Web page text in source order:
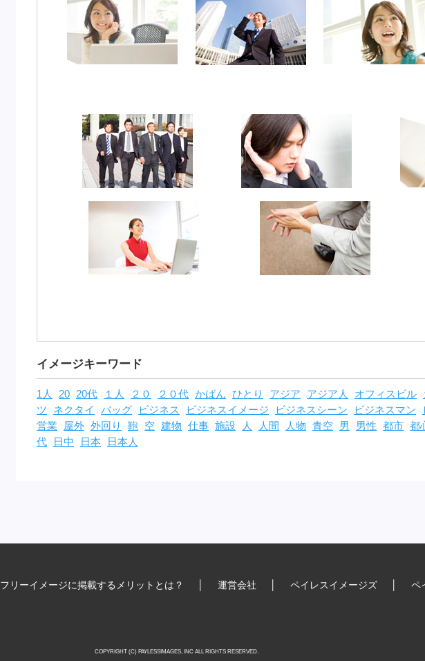
イメージキーワード
1人 20 20代 １人 ２０ ２０代 かばん ひとり アジア アジア人 オフィスビル
ツ
ネクタイ バッグ ビジネス ビジネスイメージ ビジネスシーン ビジネスマン
営業
屋外 外回り 鞄 空 建物 仕事 施設 人 人間 人物 青空 男 男性 都市 都
代
日中 日本 日本人
フリーイメージに掲載するメリットとは？ 運営会社 ペイレスイメージズ ペ
COPYRIGHT (C) PAYLESSIMAGES, INC ALL RIGHTS RESERVED.